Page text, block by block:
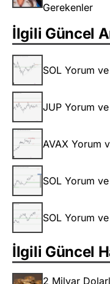
Gerekenler
İlgili Güncel
SOL Yorum
JUP Yorum
AVAX Yorum
SOL Yorum
SOL Yorum
İlgili Güncel
2 Milyar